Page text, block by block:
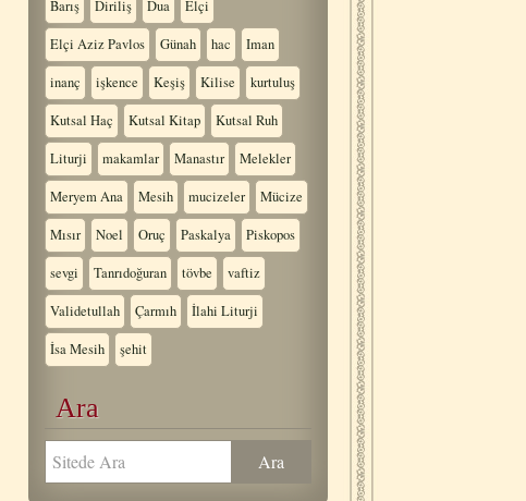
Barış Diriliş Dua Elçi
Elçi Aziz Pavlos Günah hac Iman
inanç işkence Keşiş Kilise kurtuluş
Kutsal Haç Kutsal Kitap Kutsal Ruh
Liturji makamlar Manastır Melekler
Meryem Ana Mesih mucizeler Mücize
Mısır Noel Oruç Paskalya Piskopos
sevgi Tanrıdoğuran tövbe vaftiz
Validetullah Çarmıh İlahi Liturji
İsa Mesih şehit
Ara